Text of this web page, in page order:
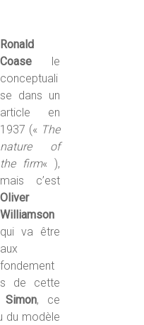
Ronald
Coase le
conceptuali
se dans un
article en
1937 (« The
nature of
the firm« ),
mais c’est
Oliver
Williamson
qui va être
aux
fondement
s de cette
Simon, ce
du modèle